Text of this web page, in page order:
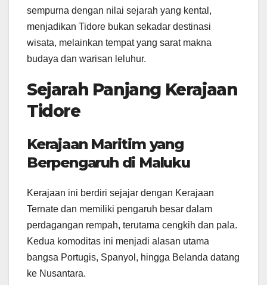
sempurna dengan nilai sejarah yang kental,
menjadikan Tidore bukan sekadar destinasi
wisata, melainkan tempat yang sarat makna
budaya dan warisan leluhur.
Sejarah Panjang Kerajaan
Tidore
Kerajaan Maritim yang
Berpengaruh di Maluku
Kerajaan ini berdiri sejajar dengan Kerajaan
Ternate dan memiliki pengaruh besar dalam
perdagangan rempah, terutama cengkih dan pala.
Kedua komoditas ini menjadi alasan utama
bangsa Portugis, Spanyol, hingga Belanda datang
ke Nusantara.